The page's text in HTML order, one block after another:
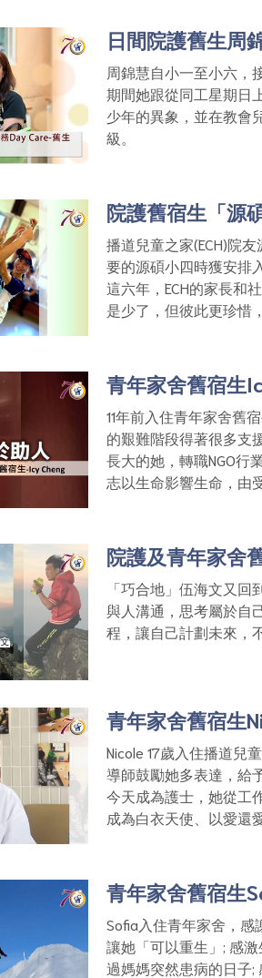
日間院護舊生周
周錦慧自小一至小六，
期間她跟從同工星期日
少年的異象，並在教會
級。
院護舊宿生「源
播道兒童之家(ECH)院
要的源碩小四時獲安排
這六年，ECH的家長和
是少了，但彼此更珍惜
青年家舍舊宿生
11年前入住青年家舍舊
的艱難階段得著很多支
長大的她，轉職NGO行
志以生命影響生命，由
院護及青年家舍
「巧合地」伍海文又
與人溝通，思考屬於自
程，讓自己計劃未來，
青年家舍舊宿生
Nicole 17歲入住播道兒
導師鼓勵她多表達，給
今天成為護士，她從工
成為白衣天使、以愛還
青年家舍舊宿生
Sofia入住青年家舍，感
讓她「可以重生」; 感
過媽媽突然患病的日子;